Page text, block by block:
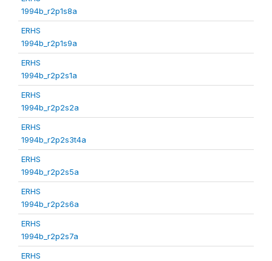
1994b_r2p1s8a
ERHS
1994b_r2p1s9a
ERHS
1994b_r2p2s1a
ERHS
1994b_r2p2s2a
ERHS
1994b_r2p2s3t4a
ERHS
1994b_r2p2s5a
ERHS
1994b_r2p2s6a
ERHS
1994b_r2p2s7a
ERHS